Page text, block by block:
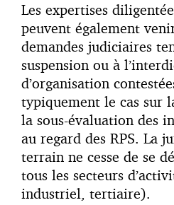
Les expertises
peuvent également
demandes judiciaires
suspension ou à
d’organisation
typiquement le cas sur
la sous-évaluation des
au regard des RPS. La
terrain ne cesse de se
tous les secteurs
industriel, tertiaire).